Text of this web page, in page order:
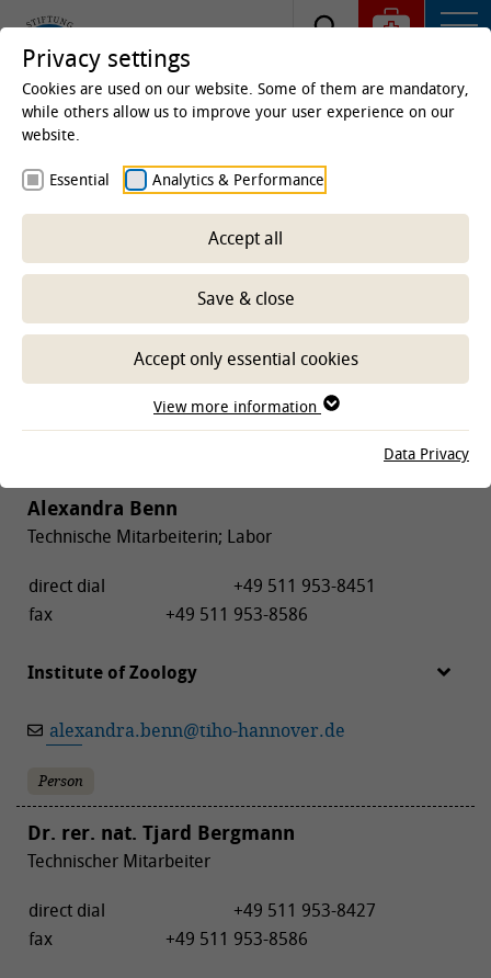
Institute of Zoology
-- Select sub-area --
show results: 20
Alexandra Benn
Technische Mitarbeiterin; Labor
direct dial
+49 511 953-8451
fax
+49 511 953-8586
Institute of Zoology
alexandra.benn@tiho-hannover.de
Person
Dr. rer. nat. Tjard Bergmann
Technischer Mitarbeiter
direct dial
+49 511 953-8427
fax
+49 511 953-8586
Privacy settings
Cookies are used on our website. Some of them are mandatory,
while others allow us to improve your user experience on our
website.
Essential Analytics & Performance
Accept all
Save & close
Accept only essential cookies
View more information
Data Privacy